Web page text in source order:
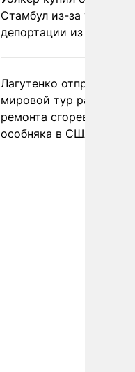
Стамбул из-за угрозы
депортации из России
Лагутенко отправился в
мировой тур ради
ремонта сгоревшего
особняка в США